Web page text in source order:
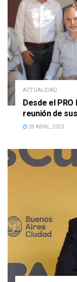
ACTUALIDAD
Desde el
reunión de
28 ABRIL, 2023